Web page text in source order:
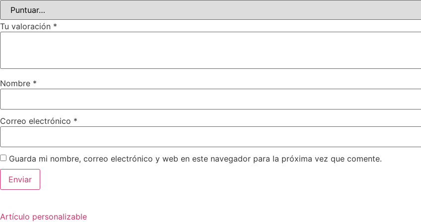
Tu valoración *
Nombre *
Correo electrónico *
Guarda mi nombre, correo electrónico y web en este navegador para la próxima vez que comente.
Artículo personalizable